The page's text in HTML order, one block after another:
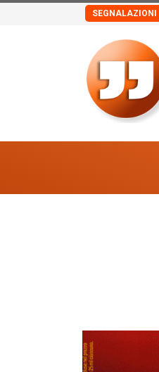
SEGNALAZIONI